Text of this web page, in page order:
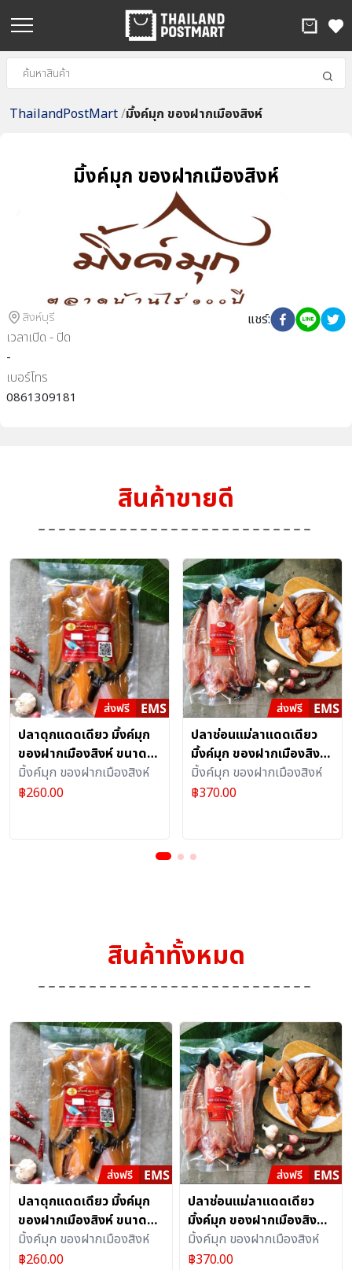
ThailandPostMart/มิ้งค์มุก ของฝากเมืองสิงห์
มิ้งค์มุก ของฝากเมืองสิงห์
สิงห์บุรี
เวลาเปิด - ปิด
-
เบอร์โทร
0861309181
แชร์:
สินค้าขายดี
ปลาดุกแดดเดียว มิ้งค์มุก
ของฝากเมืองสิงห์ ขนาด
500 กรัม
มิ้งค์มุก ของฝากเมืองสิงห์
฿260.00
ปลาช่อนแม่ลาแดดเดียว
มิ้งค์มุก ของฝากเมืองสิงห์
ขนาด 1000 กรัม ( 24 ตัว)
มิ้งค์มุก ของฝากเมืองสิงห์
฿370.00
สินค้าทั้งหมด
ปลาดุกแดดเดียว มิ้งค์มุก
ของฝากเมืองสิงห์ ขนาด
500 กรัม
มิ้งค์มุก ของฝากเมืองสิงห์
฿260.00
ปลาช่อนแม่ลาแดดเดียว
มิ้งค์มุก ของฝากเมืองสิงห์
ขนาด 1000 กรัม ( 24 ตัว)
มิ้งค์มุก ของฝากเมืองสิงห์
฿370.00